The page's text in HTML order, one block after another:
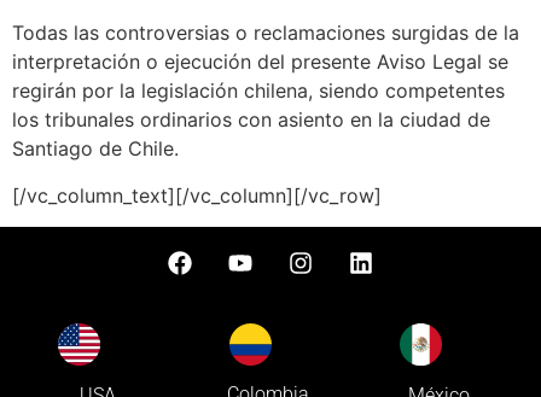
Todas las controversias o reclamaciones surgidas de la
interpretación o ejecución del presente Aviso Legal se
regirán por la legislación chilena, siendo competentes
los tribunales ordinarios con asiento en la ciudad de
Santiago de Chile.
[/vc_column_text][/vc_column][/vc_row]